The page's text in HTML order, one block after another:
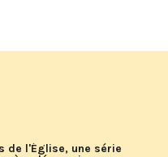
de l'Église, une série